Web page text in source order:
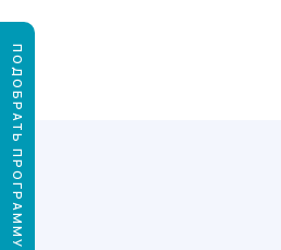
ПОДОБРАТЬ ПРОГРАММУ